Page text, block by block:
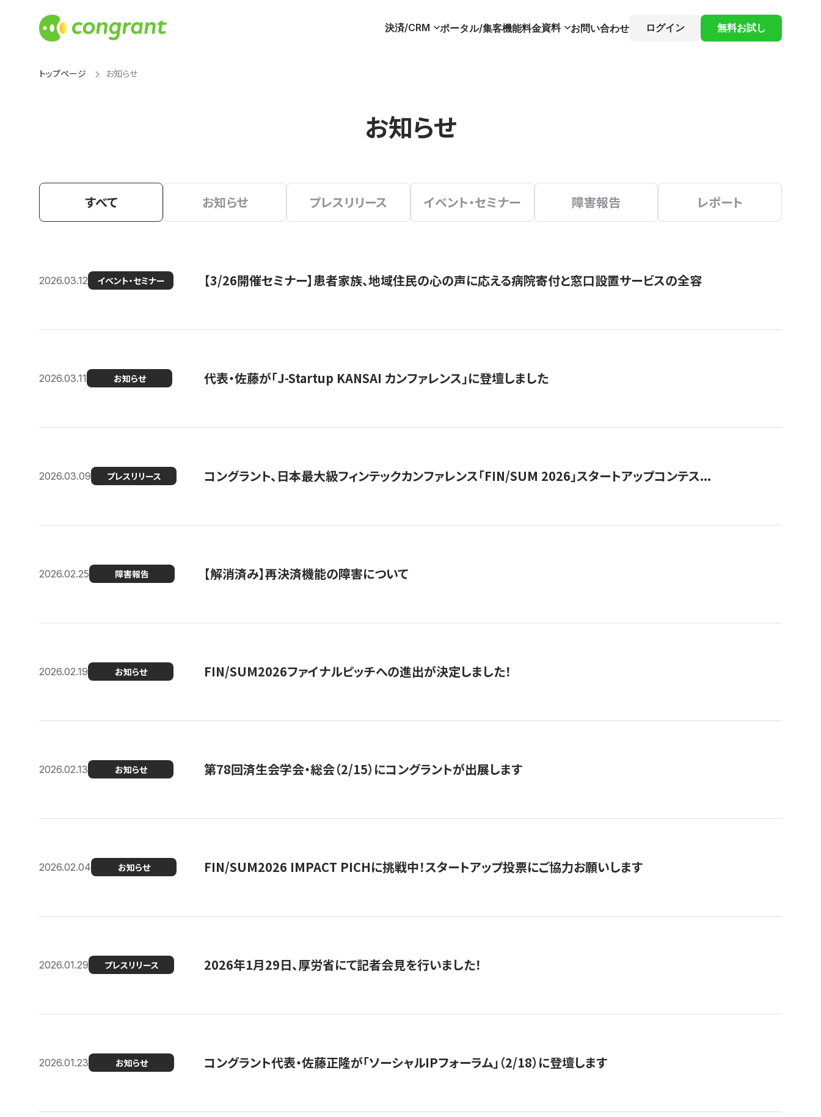
決済/CRM ポータル/集客機能料金資料 お問い合わせ ログイン 無料お試し
トップページ お知らせ
お知らせ
すべて お知らせ プレスリリース イベント・セミナー 障害報告 レポート
2026.03.12 イベント・セミナー 【3/26開催セミナー】患者家族、地域住民の心の声に応える病院寄付と窓口設置サービスの全容
2026.03.11 お知らせ 代表・佐藤が「J-Startup KANSAI カンファレンス」に登壇しました
2026.03.09 プレスリリース コングラント、日本最大級フィンテックカンファレンス「FIN/SUM 2026」スタートアップコンテス...
2026.02.25 障害報告 【解消済み】再決済機能の障害について
2026.02.19 お知らせ FIN/SUM2026ファイナルピッチへの進出が決定しました！
2026.02.13 お知らせ 第78回済生会学会・総会（2/15）にコングラントが出展します
2026.02.04 お知らせ FIN/SUM2026 IMPACT PICHに挑戦中！スタートアップ投票にご協力お願いします
2026.01.29 プレスリリース 2026年1月29日、厚労省にて記者会見を行いました！
2026.01.23 お知らせ コングラント代表・佐藤正隆が「ソーシャルIPフォーラム」（2/18）に登壇します